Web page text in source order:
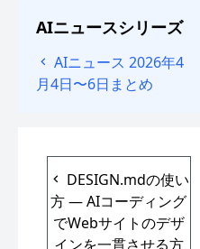
AIニュースシリーズ
AIニュース 2026年4
月4日〜6日まとめ
DESIGN.mdの使い
方 — AIコーディング
でWebサイトのデザ
インを一貫させる方